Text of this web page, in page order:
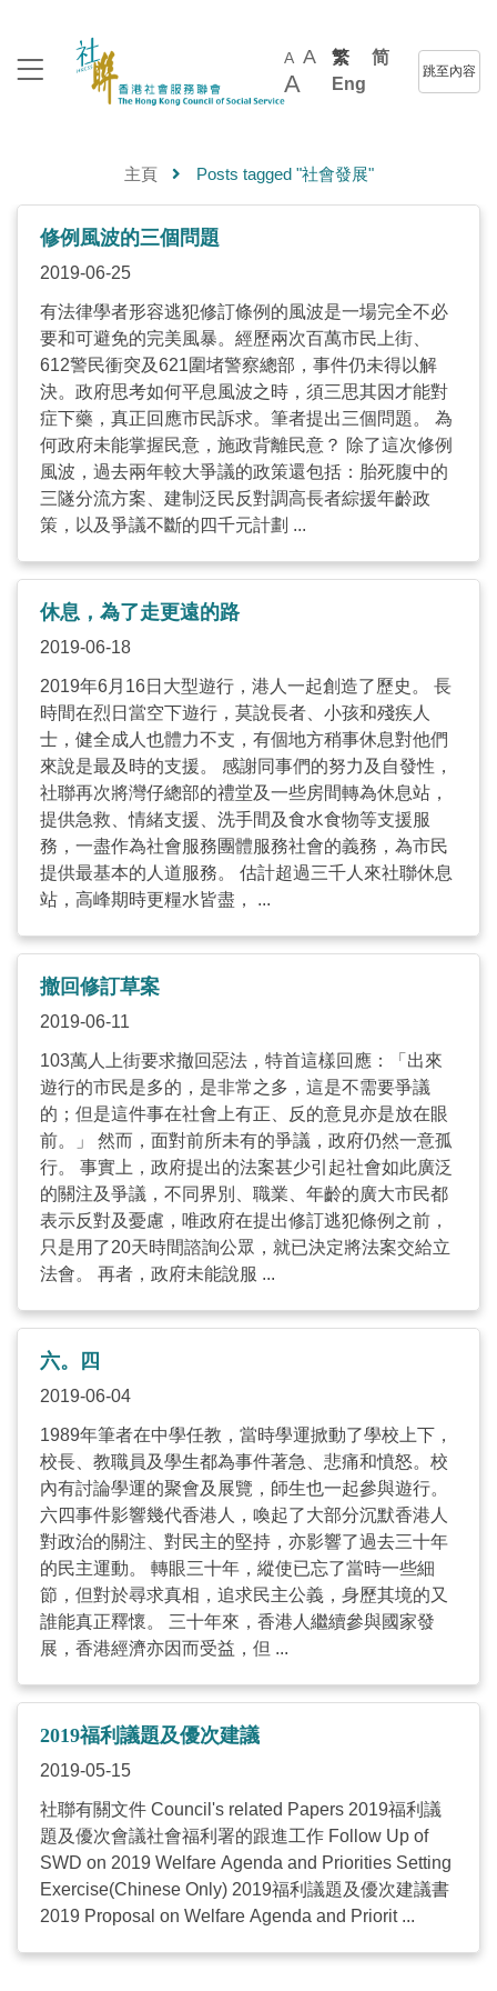
A A
A
繁
简
Eng
跳至內容
主頁 Posts tagged "社會發展"
修例風波的三個問題
2019-06-25
有法律學者形容逃犯修訂條例的風波是一場完全不必
要和可避免的完美風暴。經歷兩次百萬市民上街、
612警民衝突及621圍堵警察總部，事件仍未得以解
決。政府思考如何平息風波之時，須三思其因才能對
症下藥，真正回應市民訴求。筆者提出三個問題。 為
何政府未能掌握民意，施政背離民意？ 除了這次修例
風波，過去兩年較大爭議的政策還包括：胎死腹中的
三隧分流方案、建制泛民反對調高長者綜援年齡政
策，以及爭議不斷的四千元計劃 ...
休息，為了走更遠的路
2019-06-18
2019年6月16日大型遊行，港人一起創造了歷史。 長
時間在烈日當空下遊行，莫說長者、小孩和殘疾人
士，健全成人也體力不支，有個地方稍事休息對他們
來說是最及時的支援。 感謝同事們的努力及自發性，
社聯再次將灣仔總部的禮堂及一些房間轉為休息站，
提供急救、情緒支援、洗手間及食水食物等支援服
務，一盡作為社會服務團體服務社會的義務，為市民
提供最基本的人道服務。 估計超過三千人來社聯休息
站，高峰期時更糧水皆盡， ...
撤回修訂草案
2019-06-11
103萬人上街要求撤回惡法，特首這樣回應：「出來
遊行的市民是多的，是非常之多，這是不需要爭議
的；但是這件事在社會上有正、反的意見亦是放在眼
前。」 然而，面對前所未有的爭議，政府仍然一意孤
行。 事實上，政府提出的法案甚少引起社會如此廣泛
的關注及爭議，不同界別、職業、年齡的廣大市民都
表示反對及憂慮，唯政府在提出修訂逃犯條例之前，
只是用了20天時間諮詢公眾，就已決定將法案交給立
法會。 再者，政府未能說服 ...
六。四
2019-06-04
1989年筆者在中學任教，當時學運掀動了學校上下，
校長、教職員及學生都為事件著急、悲痛和憤怒。校
內有討論學運的聚會及展覽，師生也一起參與遊行。
六四事件影響幾代香港人，喚起了大部分沉默香港人
對政治的關注、對民主的堅持，亦影響了過去三十年
的民主運動。 轉眼三十年，縱使已忘了當時一些細
節，但對於尋求真相，追求民主公義，身歷其境的又
誰能真正釋懷。 三十年來，香港人繼續參與國家發
展，香港經濟亦因而受益，但 ...
2019福利議題及優次建議
2019-05-15
社聯有關文件 Council's related Papers 2019福利議
題及優次會議社會福利署的跟進工作 Follow Up of
SWD on 2019 Welfare Agenda and Priorities Setting
Exercise(Chinese Only) 2019福利議題及優次建議書
2019 Proposal on Welfare Agenda and Priorit ...